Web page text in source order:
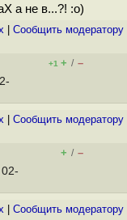
а не в...?! :о)
Cообщить модератору
+1 + / –
Cообщить модератору
+ / –
Cообщить модератору